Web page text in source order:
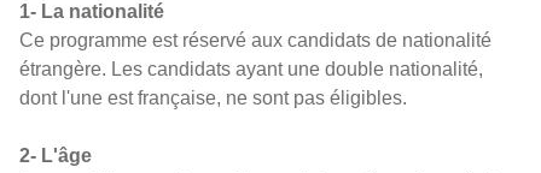
1- La nationalité
Ce programme est réservé aux candidats de nationalité
étrangère. Les candidats ayant une double nationalité,
dont l'une est française, ne sont pas éligibles.
2- L'âge